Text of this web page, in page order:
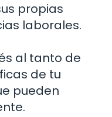
propias
laborales.
al tanto de
de tu
pueden